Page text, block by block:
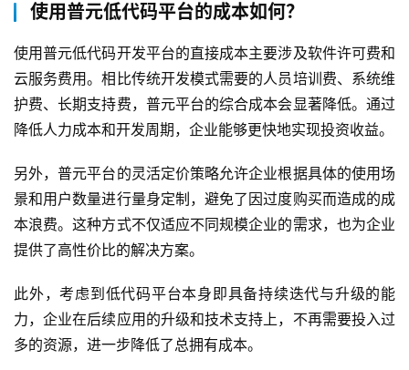
使用普元低代码平台的成本如何？
使用普元低代码开发平台的直接成本主要涉及软件许可费和
云服务费用。相比传统开发模式需要的人员培训费、系统维
护费、长期支持费，普元平台的综合成本会显著降低。通过
降低人力成本和开发周期，企业能够更快地实现投资收益。
另外，普元平台的灵活定价策略允许企业根据具体的使用场
景和用户数量进行量身定制，避免了因过度购买而造成的成
本浪费。这种方式不仅适应不同规模企业的需求，也为企业
提供了高性价比的解决方案。
此外，考虑到低代码平台本身即具备持续迭代与升级的能
力，企业在后续应用的升级和技术支持上，不再需要投入过
多的资源，进一步降低了总拥有成本。